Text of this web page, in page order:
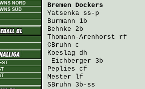
NORD
SÜD
Bremen Dockers
Yatsenka ss-p
Burmann 1b
Behnke 2b
Thomann-Arenhorst rf
CBruhn c
Koeslag dh
Eichberger 3b
Peplies cf
Mester lf
SBruhn 3b-ss